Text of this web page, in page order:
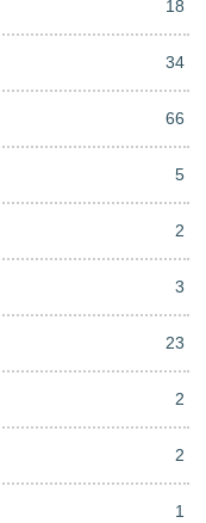
18
34
66
5
2
3
23
2
2
1